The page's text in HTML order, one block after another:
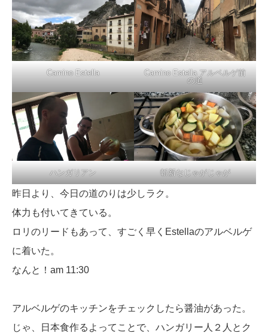
Camino Estella
Camino Estella アルベルゲ前
の道
ハンガリアン 斬新なじゃがじゃが
昨日より、今日の道のりは少しラク。
体力も付いてきている。
ロリのリードもあって、すごく早くEstellaのアルベルゲ
に着いた。
なんと！am 11:30
アルベルゲのキッチンをチェックしたら醤油があった。
じゃ、日本食作るよってことで、ハンガリー人２人とク